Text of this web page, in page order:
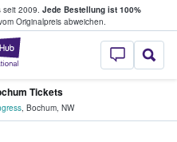
seit 2009. Jede Bestellung ist 100%
Originalpreis abweichen.
StubHub - Wo
Tickets
, Bochum, NW